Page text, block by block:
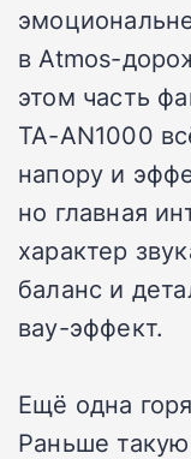
в Atmos-
этом часть
TA-AN1000
напору и
но главная
характер
баланс и
вау-эффект.
Ещё одна
Раньше